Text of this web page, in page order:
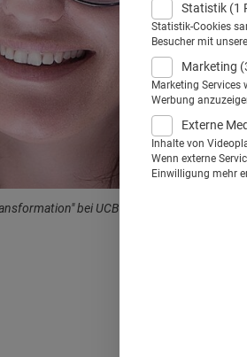
bei UCB. Die Stelle wurde neu
Statistik (1
Statistik-Cookies
Besucher mit
Marketing
Marketing
Werbung
Externe
Inhalte von
Wenn externe
Einwilligung mehr